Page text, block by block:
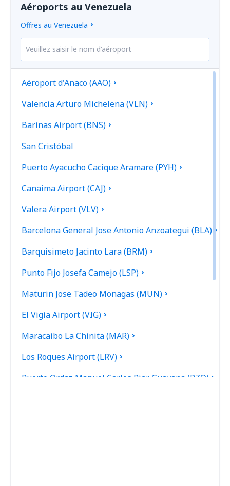
Aéroports au Venezuela
Offres au Venezuela
Aéroport d'Anaco (AAO)
Valencia Arturo Michelena (VLN)
Barinas Airport (BNS)
San Cristóbal
Puerto Ayacucho Cacique Aramare (PYH)
Canaima Airport (CAJ)
Valera Airport (VLV)
Barcelona General Jose Antonio Anzoategui (BLA)
Barquisimeto Jacinto Lara (BRM)
Punto Fijo Josefa Camejo (LSP)
Maturin Jose Tadeo Monagas (MUN)
El Vigia Airport (VIG)
Maracaibo La Chinita (MAR)
Los Roques Airport (LRV)
Puerto Ordaz Manuel Carlos Piar Guayana (PZO)